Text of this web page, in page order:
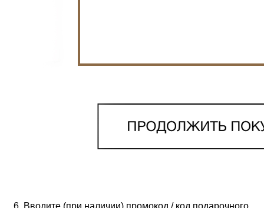
Вводите (при наличии) промокод / код подарочного